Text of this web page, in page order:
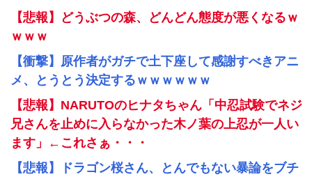
【悲報】どうぶつの森、どんどん態度が悪くなるｗ
ｗｗｗ
【衝撃】原作者がガチで土下座して感謝すべきアニ
メ、とうとう決定するｗｗｗｗｗｗ
【悲報】NARUTOのヒナタちゃん「中忍試験でネジ
兄さんを止めに入らなかった木ノ葉の上忍が一人い
ます」←これさぁ・・・
【悲報】ドラゴン桜さん、とんでもない暴論をブチ